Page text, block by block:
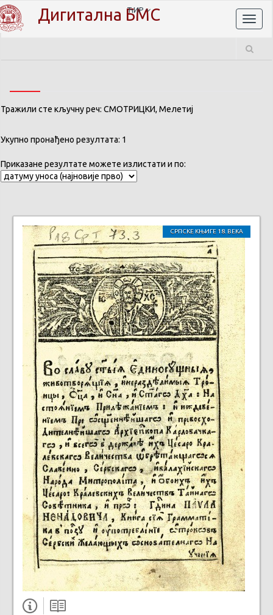
Дигитална БМС
ЋИР
Тражили сте кључну реч: СМОТРИЦКИ, Мелетиј
Укупно пронађено резултата: 1
Приказане резултате можете излистати и по:
СРПСКЕ КЊИГЕ 18. ВЕКА